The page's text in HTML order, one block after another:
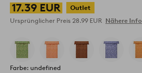
17.39 EUR
Outlet
Ursprünglicher Preis 28.99 EUR Nähere
Farbe: undefined